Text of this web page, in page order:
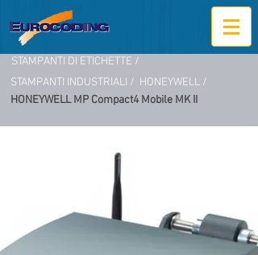
STAMPANTI DI ETICHETTE /
STAMPANTI INDUSTRIALI / HONEYWELL /
HONEYWELL MP Compact4 Mobile MK II